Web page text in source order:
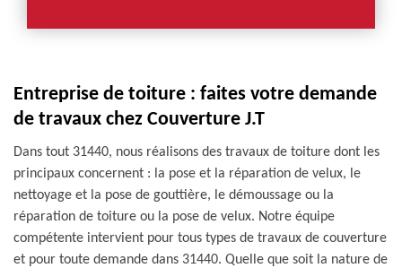
Entreprise de toiture : faites votre demande
de travaux chez Couverture J.T
Dans tout 31440, nous réalisons des travaux de toiture dont les
principaux concernent : la pose et la réparation de velux, le
nettoyage et la pose de gouttière, le démoussage ou la
réparation de toiture ou la pose de velux. Notre équipe
compétente intervient pour tous types de travaux de couverture
et pour toute demande dans 31440. Quelle que soit la nature de